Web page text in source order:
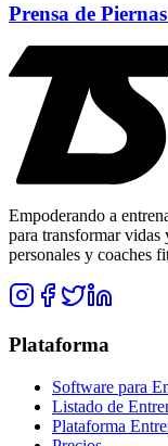
Prensa de
Empoderando a
para transformar vidas
personales y coaches
Plataforma
Software para
Listado de
Plataforma